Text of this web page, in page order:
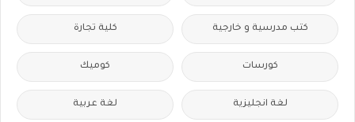
كتب مدرسية و خارجية كلية تجارة
كورسات كوميك
لغة انجليزية لغة عربية